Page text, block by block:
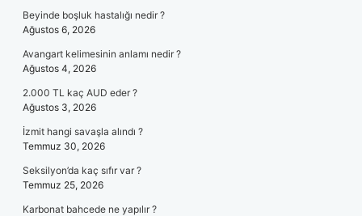
Beyinde boşluk hastalığı nedir ?
Ağustos 6, 2026
Avangart kelimesinin anlamı nedir ?
Ağustos 4, 2026
2.000 TL kaç AUD eder ?
Ağustos 3, 2026
İzmit hangi savaşla alındı ?
Temmuz 30, 2026
Seksilyon’da kaç sıfır var ?
Temmuz 25, 2026
Karbonat bahcede ne yapılır ?